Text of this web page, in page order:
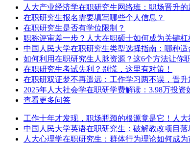
人大产业经济学在职研究生网络班：职场晋升
在职研究生报名需要填写哪些个人信息？
在职研究生是否有学位限制？
职称评审差一步？人大在职硕士如何成为关键杠
中国人民大学在职研究生类型选择指南：哪种适
如何利用在职研究生人脉资源？这6个方法让你
在职研究生考试失利？别慌，这里有对策！
在职研双证梦不再遥远：工作学习两不误，晋升
2025年人大社会学在职研学费解读：3.98万投
查看更多问答
工作十年才发现，职场瓶颈的根源竟是它！人
中国人民大学英语在职研究生：破解教改项目落
人大心理学在职研究生：群体行为理论如何成为